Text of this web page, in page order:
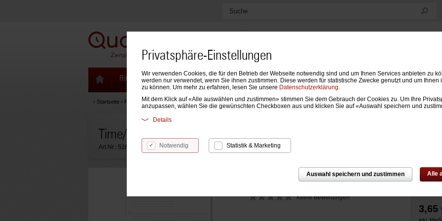
Privatsphäre-Einstellungen
Wir verwenden Cookies, die für den Betrieb der Webseite notwendig sind und um Ihnen Services anbieten zu
werden nur verwendet, wenn Sie ihnen zustimmen. Diese werden für statistische Zwecke genutzt und um
zu können. Um mehr zu erfahren, lesen Sie unsere Datenschutzerklärung.
Mit dem Klick auf «Alle auswählen und zustimmen» stimmen Sie dem Gebrauch der Cookies zu. Um Ihre
anzupassen, wählen Sie die gewünschten Checkboxen aus und klicken Sie auf «Auswahl speichern und
Details
Notwendig Statistik & Marketing
Auswahl speichern und zustimmen Alle
Suche
Ringbücher & Zeitplaner Kalendarien Formblätter & Einlagen Notizen, Mappen & Sonstiges
› Startseite› Formblätter & Einlagen ›Time/system Einlagen›Formblätter›Formblätter A5 Business Zur
Time/system A5 Formblatt Liniertes Papier
Art.Nr.: 52857
Keine Bewertungen
3,65